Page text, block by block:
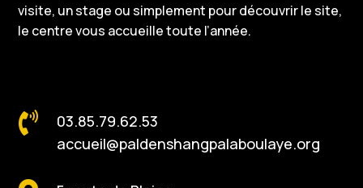
visite, un stage ou simplement pour découvrir le site,
le centre vous accueille toute l’année.

03.85.79.62.53
accueil@paldenshangpalaboulaye.org